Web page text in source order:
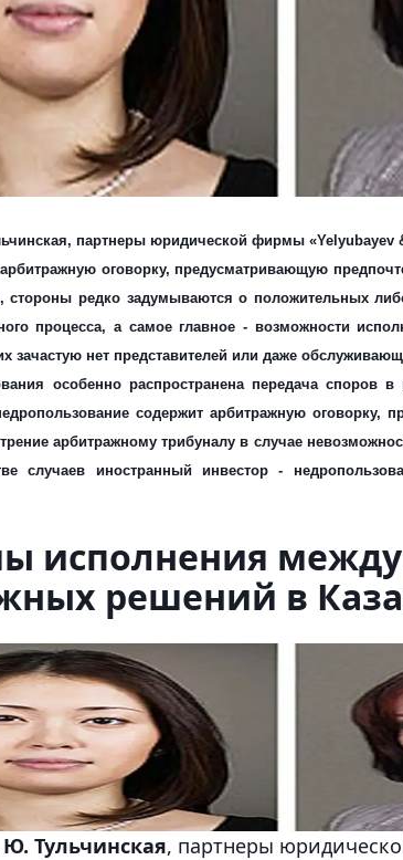
, партнеры юридической фирмы «Yelyubayev
арбитражную оговорку, предусматривающую
стороны редко задумываются о положительных
процесса, а самое главное - возможности
зачастую нет представителей или даже
особенно распространена передача споров
содержит арбитражную
арбитражному трибуналу в случае
случаев иностранный инвестор -
исполнения
решений в
Тульчинская, партнеры